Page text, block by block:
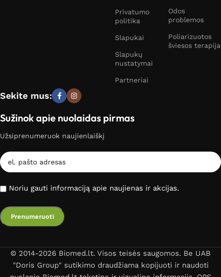
Privatumo
politika
Slapukai
Slapukų
nustatymai
Partneriai
Odos
problemos
Poliarizuotos
šviesos terapija
Sekite mus:
Sužinok apie nuolaidas pirmas
Užsiprenumeruok naujienlaiškį
Noriu gauti informaciją apie naujienas ir akcijas.
© 2014-2026 Biomed.lt. Visos teisės saugomos. Be UAB
"Doris Group" sutikimo draudžiama kopijuoti ir naudoti